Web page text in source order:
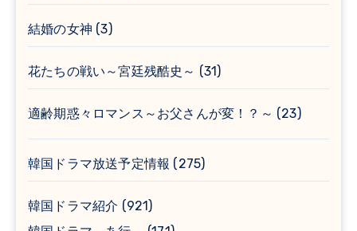
結婚の女神 (3)
花たちの戦い～宮廷残酷史～ (31)
適齢期惑々ロマンス～お父さんが変！？～ (23)
韓国ドラマ放送予定情報 (275)
韓国ドラマ紹介 (921)